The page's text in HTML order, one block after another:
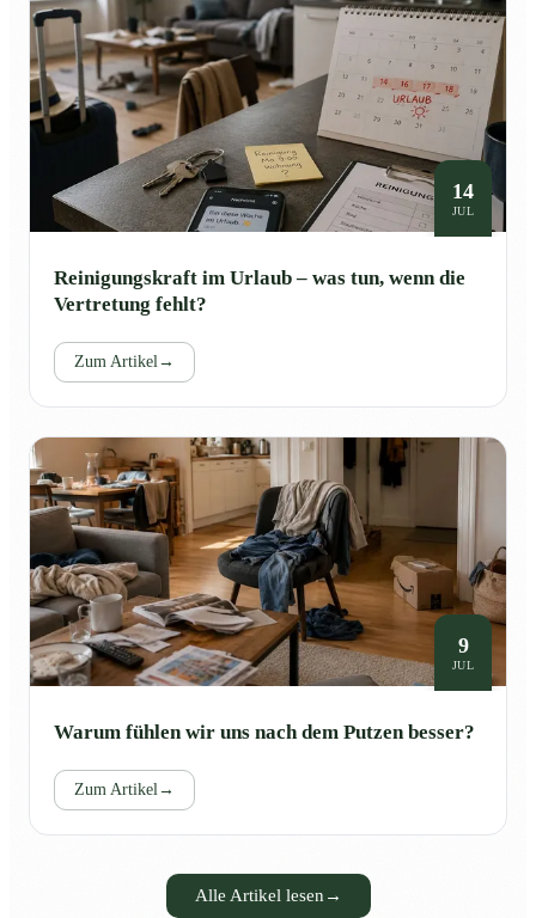
14
JUL
Reinigungskraft im Urlaub – was tun, wenn die
Vertretung fehlt?
Zum Artikel→
9
JUL
Warum fühlen wir uns nach dem Putzen besser?
Zum Artikel→
Alle Artikel lesen →